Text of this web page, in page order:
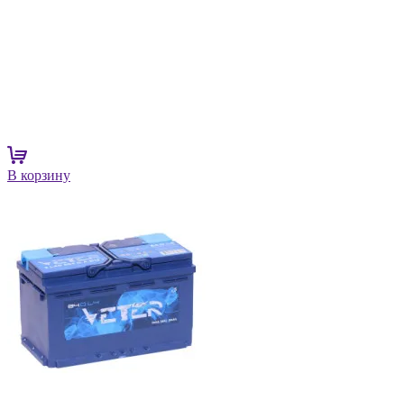
В корзину